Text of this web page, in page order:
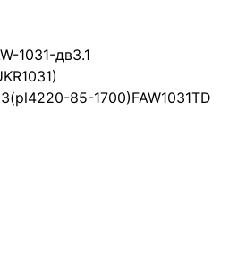
1031-дв3.1
85-1700)FAW1031TD